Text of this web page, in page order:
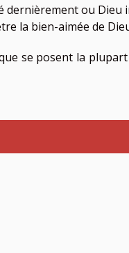
dernièrement ou
la bien-aimée de
se posent la